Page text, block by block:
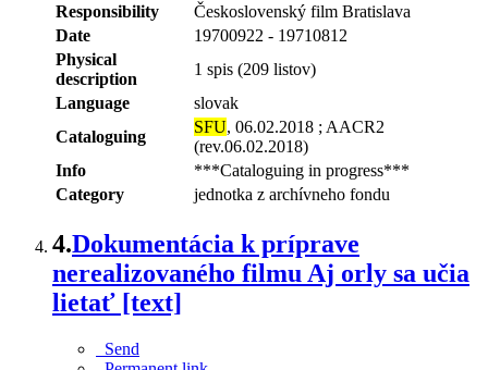
Responsibility
Československý film Bratislava
Date
19700922 - 19710812
Physical
description
1 spis (209 listov)
Language
slovak
Cataloguing
SFU, 06.02.2018 ; AACR2
(rev.06.02.2018)
Info
***Cataloguing in progress***
Category
jednotka z archívneho fondu
4.Dokumentácia k príprave
nerealizovaného filmu Aj orly sa učia
lietať [text]
Send